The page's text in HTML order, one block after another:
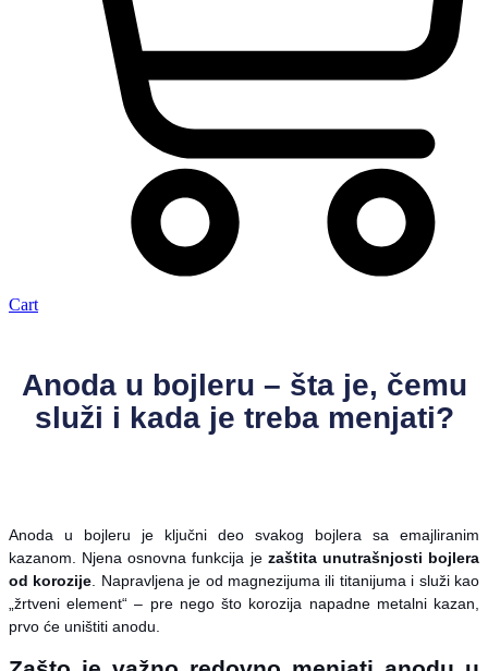
Cart
Anoda u bojleru – šta je, čemu
služi i kada je treba menjati?
Anoda u bojleru je ključni deo svakog bojlera sa emajliranim
kazanom. Njena osnovna funkcija je zaštita unutrašnjosti bojlera
od korozije . Napravljena je od magnezijuma ili titanijuma i služi kao
„žrtveni element“ – pre nego što korozija napadne metalni kazan,
prvo će uništiti anodu.